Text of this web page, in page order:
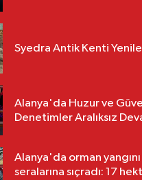
Syedra Antik Kenti
Alanya'da Huzur ve
Denetimler Aralıksız
Alanya'da orman
seralarına sıçradı: 17